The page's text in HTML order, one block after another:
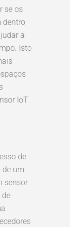
se os
dentro
a
Isto
IoT
de
de um
sensor
de